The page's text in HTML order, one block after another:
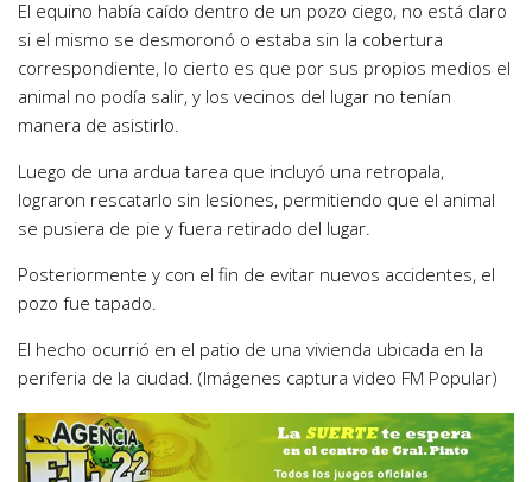
El equino había caído dentro de un pozo ciego, no está claro
si el mismo se desmoronó o estaba sin la cobertura
correspondiente, lo cierto es que por sus propios medios el
animal no podía salir, y los vecinos del lugar no tenían
manera de asistirlo.
Luego de una ardua tarea que incluyó una retropala,
lograron rescatarlo sin lesiones, permitiendo que el animal
se pusiera de pie y fuera retirado del lugar.
Posteriormente y con el fin de evitar nuevos accidentes, el
pozo fue tapado.
El hecho ocurrió en el patio de una vivienda ubicada en la
periferia de la ciudad. (Imágenes captura video FM Popular)